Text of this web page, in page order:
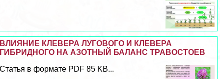
ВЛИЯНИЕ КЛЕВЕРА ЛУГОВОГО И КЛЕВЕРА
ГИБРИДНОГО НА АЗОТНЫЙ БАЛАНС ТРАВОСТОЕВ
Статья в формате PDF 85 KB...